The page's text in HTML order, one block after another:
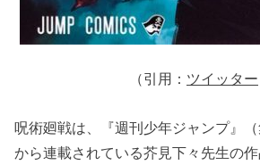
（引用： ツイッター
呪術廻戦は、『週刊少年ジャンプ』
から連載されている芥見下々先生の作